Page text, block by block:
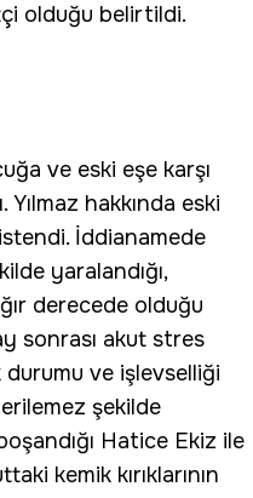
olduğu belirtildi.
ve eski eşe karşı
hakkında eski
İddianamede
yaralandığı,
derecede olduğu
sonrası akut stres
durumu ve işlevselliği
şekilde
Hatice Ekiz ile
kemik kırıklarının